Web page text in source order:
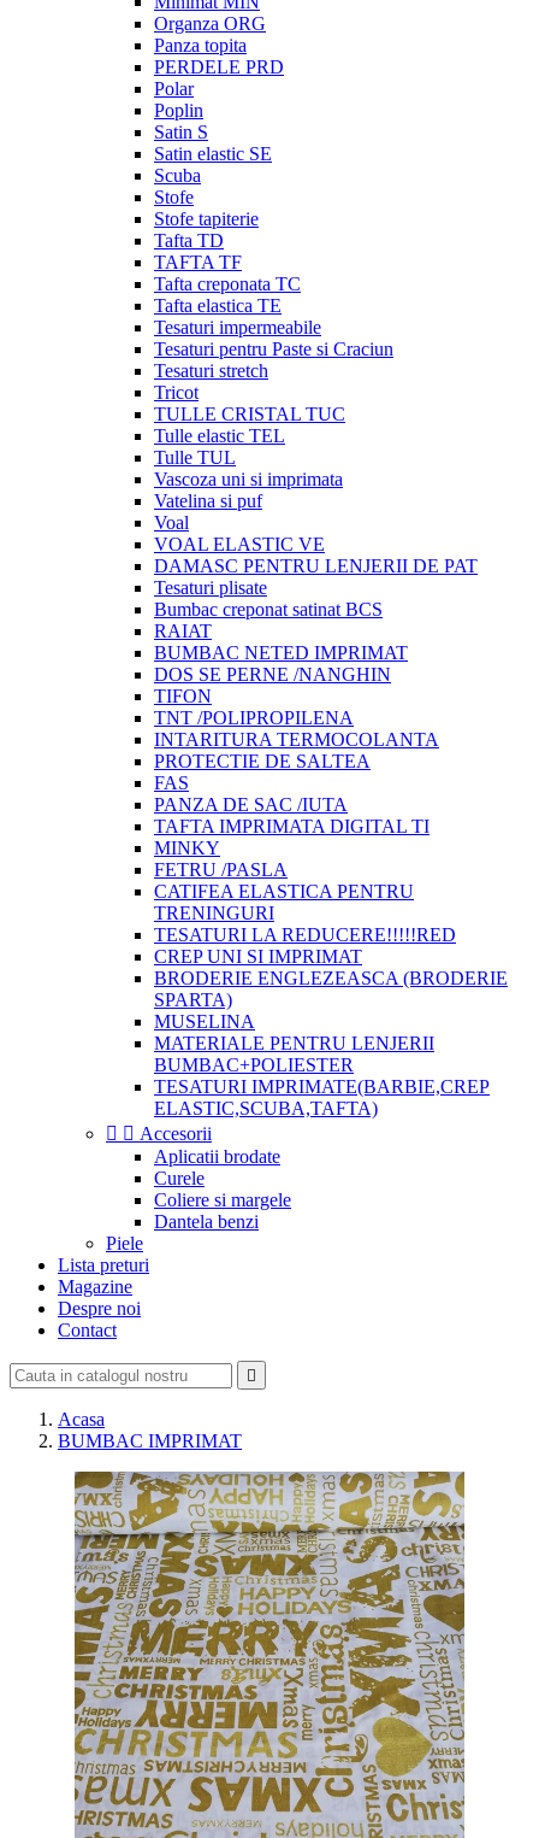
Organza ORG
Panza topita
PERDELE PRD
Polar
Poplin
Satin S
Satin elastic SE
Scuba
Stofe
Stofe tapiterie
Tafta TD
TAFTA TF
Tafta creponata TC
Tafta elastica TE
Tesaturi impermeabile
Tesaturi pentru Paste si Craciun
Tesaturi stretch
Tricot
TULLE CRISTAL TUC
Tulle elastic TEL
Tulle TUL
Vascoza uni si imprimata
Vatelina si puf
Voal
VOAL ELASTIC VE
DAMASC PENTRU LENJERII DE PAT
Tesaturi plisate
Bumbac creponat satinat BCS
RAIAT
BUMBAC NETED IMPRIMAT
DOS SE PERNE /NANGHIN
TIFON
TNT /POLIPROPILENA
INTARITURA TERMOCOLANTA
PROTECTIE DE SALTEA
FAS
PANZA DE SAC /IUTA
TAFTA IMPRIMATA DIGITAL TI
MINKY
FETRU /PASLA
CATIFEA ELASTICA PENTRU
TRENINGURI
TESATURI LA REDUCERE!!!!!RED
CREP UNI SI IMPRIMAT
BRODERIE ENGLEZEASCA (BRODERIE
SPARTA)
MUSELINA
MATERIALE PENTRU LENJERII
BUMBAC+POLIESTER
TESATURI IMPRIMATE(BARBIE,CREP
ELASTIC,SCUBA,TAFTA)
  Accesorii
Aplicatii brodate
Curele
Coliere si margele
Dantela benzi
Piele
Lista preturi
Magazine
Despre noi
Contact

Acasa
BUMBAC IMPRIMAT